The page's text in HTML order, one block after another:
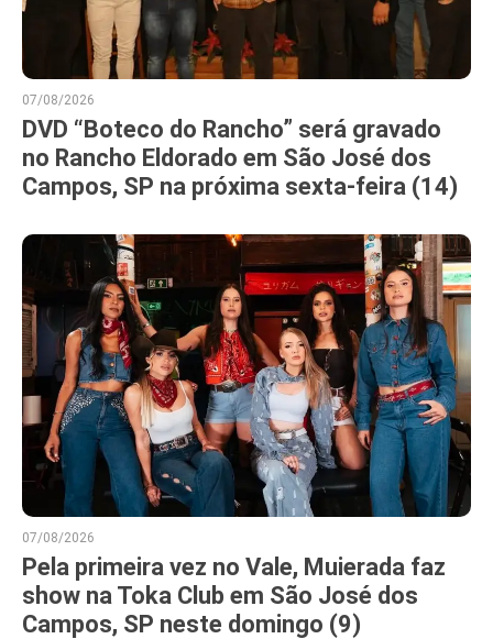
07/08/2026
DVD “Boteco do Rancho” será gravado
no Rancho Eldorado em São José dos
Campos, SP na próxima sexta-feira (14)
07/08/2026
Pela primeira vez no Vale, Muierada faz
show na Toka Club em São José dos
Campos, SP neste domingo (9)